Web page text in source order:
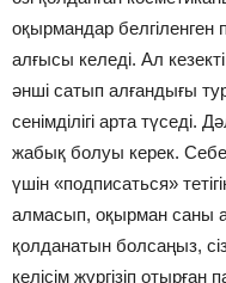
оқырмандар белгіленген
алғысы келеді. Ал
әнші сатып алғандығы
сенімділігі арта
жабық болуы керек.
үшін «подписаться»
алмасып, оқырман саны
қолданатын болсаңыз,
келісім жүргізіп